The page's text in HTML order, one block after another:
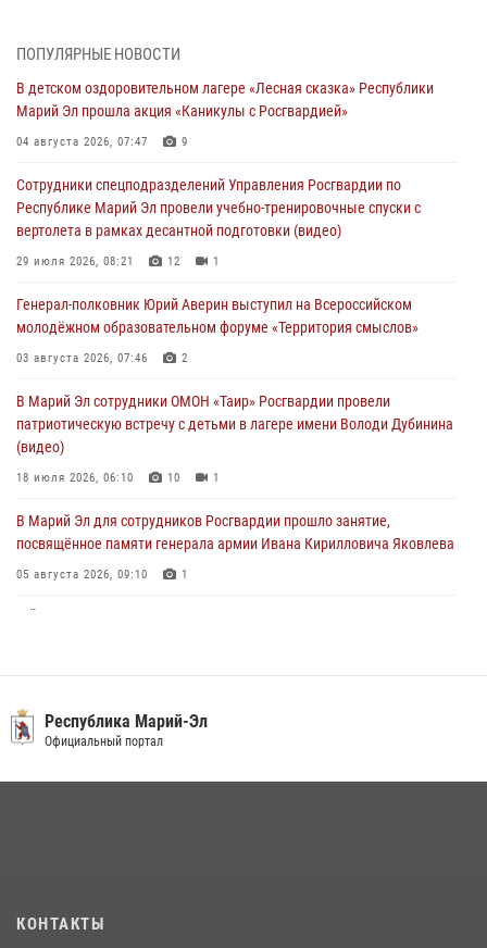
04 августа 2026, 06:46
В Йошкар-Оле для сотрудников Росгвардии провели занятие по
антикоррупционной тематике
04 августа 2026, 06:06 2
Генерал-полковник Юрий Аверин выступил на Всероссийском
молодёжном образовательном форуме «Территория смыслов»
03 августа 2026, 07:46
празднования Дня ВДВ и проведения матчевого турнира на Кубок
Раимкуля Малахбекова
03 августа 2026, 06:52 7
Центральная войсковая комендатура Росгвардии отмечает день
образования 2 августа
02 августа 2026, 11:44
ПОПУЛЯРНЫЕ НОВОСТИ
В детском оздоровительном лагере «Лесная сказка» Республики
Марий Эл прошла акция «Каникулы с Росгвардией»
04 августа 2026, 07:47 9
Сотрудники спецподразделений Управления Росгвардии по
Республике Марий Эл провели учебно-тренировочные спуски с
вертолета в рамках десантной подготовки (видео)
29 июля 2026, 08:21 12 1
Генерал-полковник Юрий Аверин выступил на Всероссийском
молодёжном образовательном форуме «Территория смыслов»
03 августа 2026, 07:46 2
В Марий Эл сотрудники ОМОН «Таир» Росгвардии провели
патриотическую встречу с детьми в лагере имени Володи Дубинина
(видео)
18 июля 2026, 06:10 10 1
В Марий Эл для сотрудников Росгвардии прошло занятие,
посвящённое памяти генерала армии Ивана Кирилловича Яковлева
05 августа 2026, 09:10 1
В Марий Эл сотрудники Росгвардии присоединились к масштабной
донорской акции (видео)
Росгвардейцы в Республике Марий Эл приняли участие в
Республика Марий-Эл
Официальный портал
КОНТАКТЫ